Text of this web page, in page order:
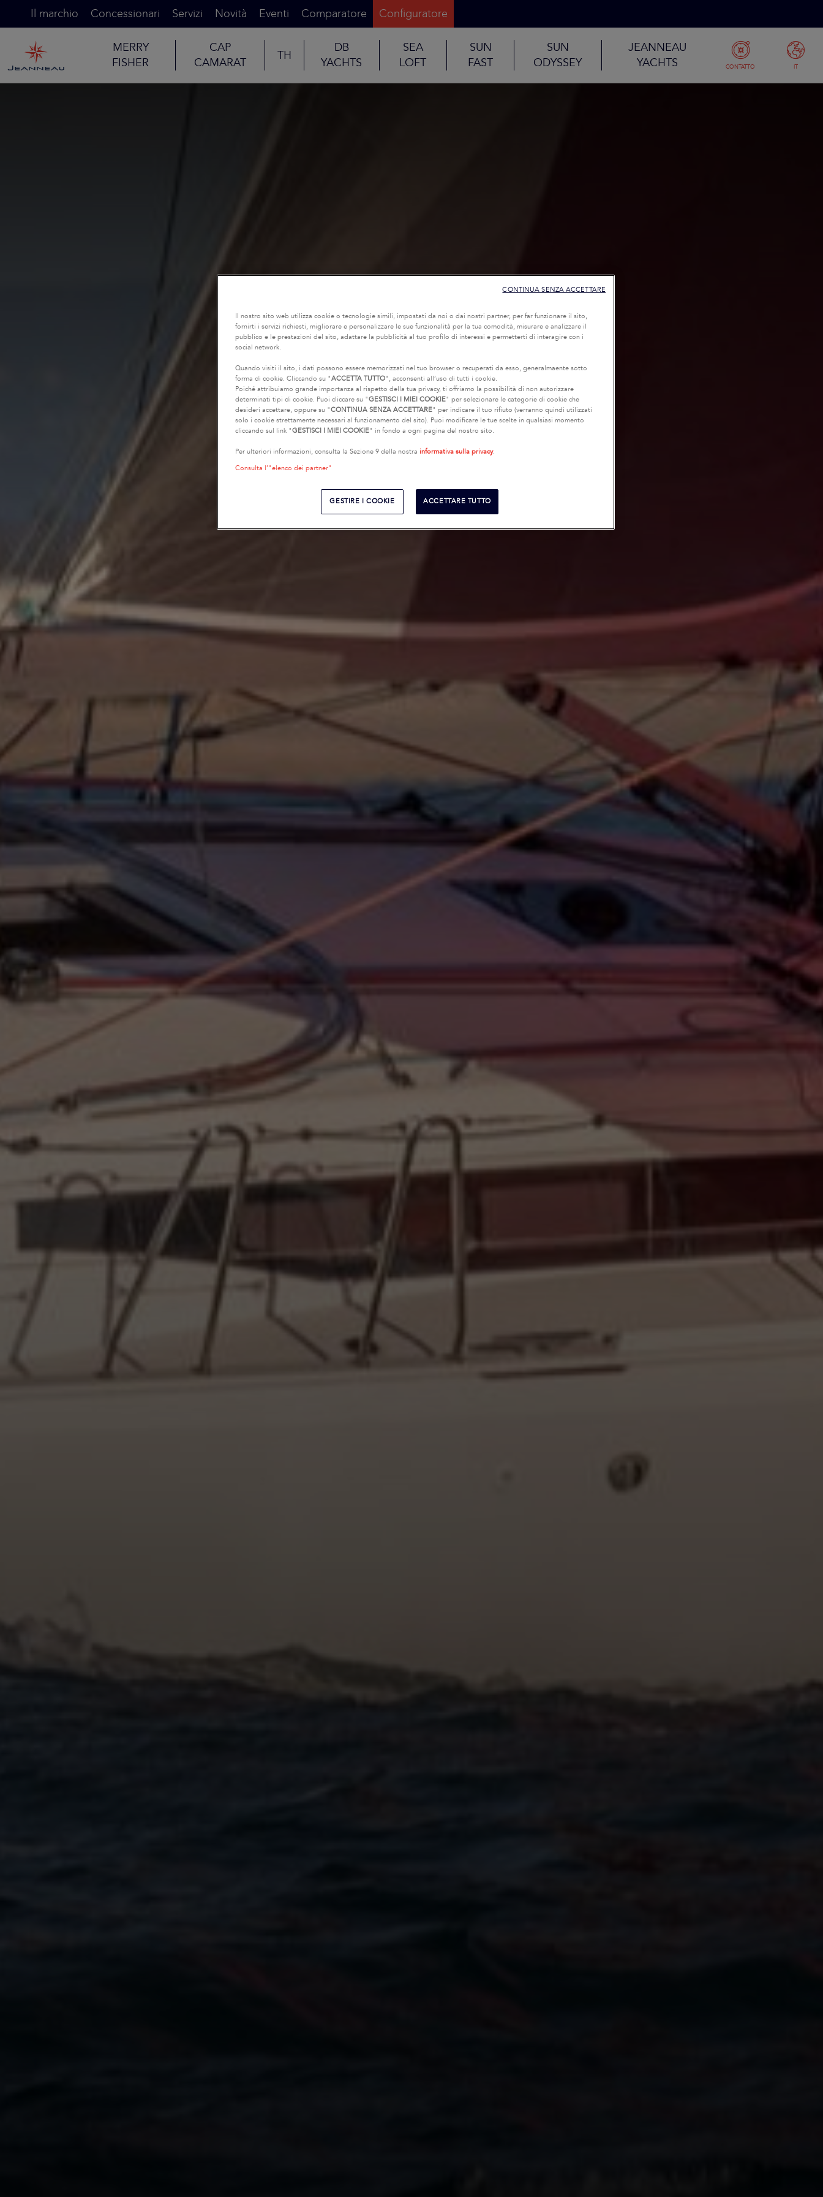
Il marchio Concessionari Servizi Novità Eventi Comparatore Configuratore
MERRY
FISHER
CAP
CAMARAT
TH
DB
YACHTS
SEA
LOFT
SUN
FAST
SUN
ODYSSEY
JEANNEAU
YACHTS
CONTATTO IT
Il nostro sito web utilizza cookie o tecnologie simili, impostati da noi o dai nostri partner, per far funzionare il sito,
fornirti i servizi richiesti, migliorare e personalizzare le sue funzionalità per la tua comodità, misurare e analizzare il
pubblico e le prestazioni del sito, adattare la pubblicità al tuo profilo di interessi e permetterti di interagire con i
social network.
Quando visiti il sito, i dati possono essere memorizzati nel tuo browser o recuperati da esso, generalmaente sotto
forma di cookie. Cliccando su "ACCETTA TUTTO", acconsenti all’uso di tutti i cookie.
Poiché attribuiamo grande importanza al rispetto della tua privacy, ti offriamo la possibilità di non autorizzare
determinati tipi di cookie. Puoi cliccare su "GESTISCI I MIEI COOKIE" per selezionare le categorie di cookie che
desideri accettare, oppure su "CONTINUA SENZA ACCETTARE" per indicare il tuo rifiuto (verranno quindi utilizzati
solo i cookie strettamente necessari al funzionamento del sito). Puoi modificare le tue scelte in qualsiasi momento
cliccando sul link "GESTISCI I MIEI COOKIE" in fondo a ogni pagina del nostro sito.
Per ulteriori informazioni, consulta la Sezione 9 della nostra informativa sulla privacy.
Consulta l’"elenco dei partner"
GESTIRE I COOKIE ACCETTARE TUTTO
CONTINUA SENZA ACCETTARE